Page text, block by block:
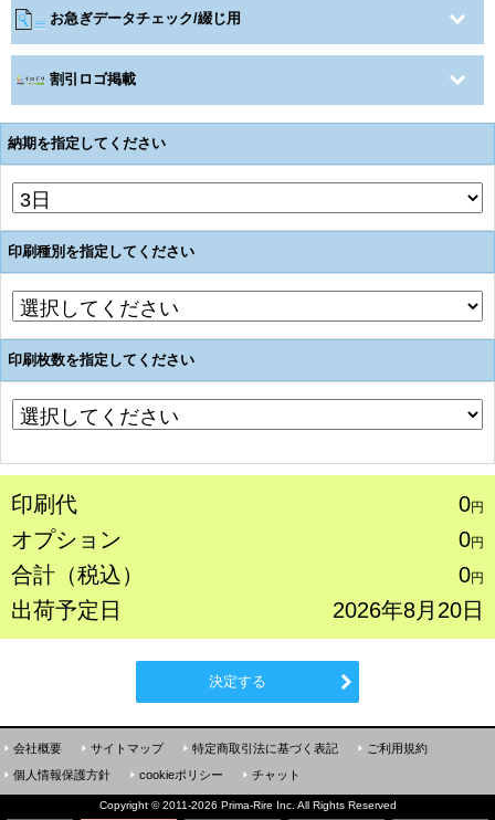
お急ぎデータチェック/綴じ用
割引ロゴ掲載
納期を指定してください
印刷種別を指定してください
印刷枚数を指定してください
印刷代 0円
オプション 0円
合計（税込） 0円
出荷予定日 2026年8月20日
決定する
会社概要 サイトマップ 特定商取引法に基づく表記
ご利用規約
個人情報保護方針
cookieポリシー チャット
Copyright ©2011-2026 Prima-Rire Inc. All Rights Reserved